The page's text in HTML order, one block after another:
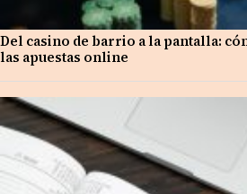
Del casino de barrio a la pantalla:
las apuestas online